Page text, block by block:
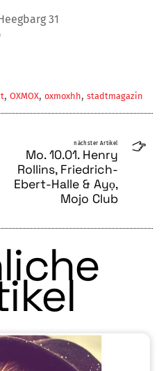
31
,OXMOX,oxmoxhh,stadtmagazin
nächster Artikel
Mo. 10.01. Henry
Rollins, Friedrich-
Ebert-Halle & Ayọ,
Mojo Club